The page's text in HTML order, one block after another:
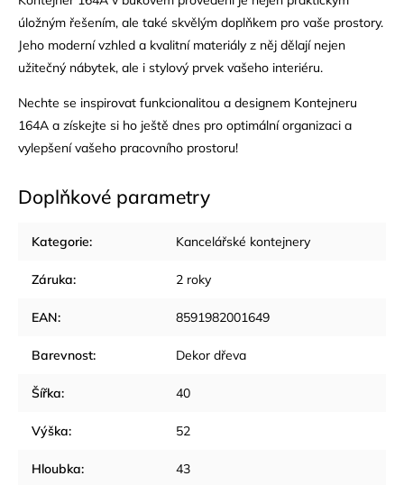
úložným řešením, ale také skvělým doplňkem pro vaše prostory.
Jeho moderní vzhled a kvalitní materiály z něj dělají nejen
užitečný nábytek, ale i stylový prvek vašeho interiéru.
Nechte se inspirovat funkcionalitou a designem Kontejneru
164A a získejte si ho ještě dnes pro optimální organizaci a
vylepšení vašeho pracovního prostoru!
Doplňkové parametry
Kategorie: Kancelářské kontejnery
Záruka: 2 roky
EAN: 8591982001649
Barevnost: Dekor dřeva
Šířka: 40
Výška: 52
Hloubka: 43